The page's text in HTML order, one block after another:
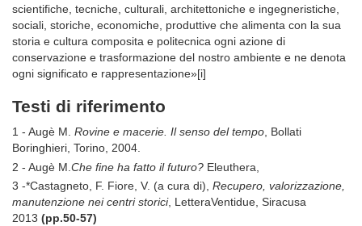
scientifiche, tecniche, culturali, architettoniche e ingegneristiche,
sociali, storiche, economiche, produttive che alimenta con la sua
storia e cultura composita e politecnica ogni azione di
conservazione e trasformazione del nostro ambiente e ne denota
ogni significato e rappresentazione»[i]
Testi di riferimento
1 - Augè M. Rovine e macerie. Il senso del tempo , Bollati
Boringhieri, Torino, 2004.
2 - Augè M. Che fine ha fatto il futuro? Eleuthera,
3 -*Castagneto, F. Fiore, V. (a cura di), Recupero, valorizzazione,
manutenzione nei centri storici, LetteraVentidue, Siracusa
2013 (pp.50-57)